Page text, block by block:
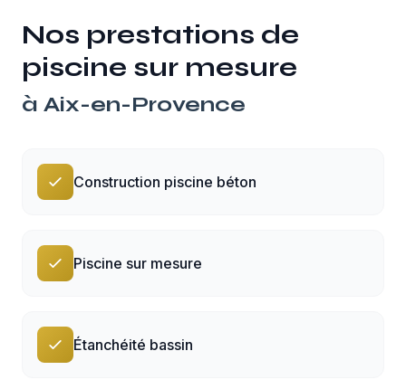
Nos prestations de
piscine sur mesure
à Aix-en-Provence
Construction piscine béton
Piscine sur mesure
Étanchéité bassin